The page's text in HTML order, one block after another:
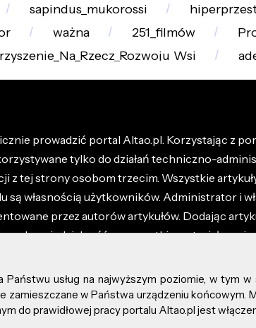
sapindus_mukorossi
ważna 251_filmów
prowadzić portal Altao.pl. Korzystając z
tylko do działań techniczno-
z tej strony osobom trzecim. Wszystkie
są własnością użytkowników. Administrator i
przez autorów artykułów. Dodając
odpowiedzialność za wszystkie materiały
usług na najwyższym poziomie, w tym
w Państwa urządzeniu
do prawidłowej pracy portalu Altao.pl jest